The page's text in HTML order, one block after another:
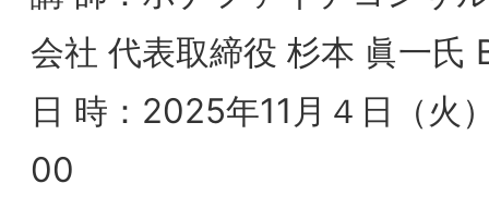
地下鉄茅場町駅（東西線・日比谷線）徒
1分
〒103-0025 東京都中央区日本橋茅場町
8-5KKビル